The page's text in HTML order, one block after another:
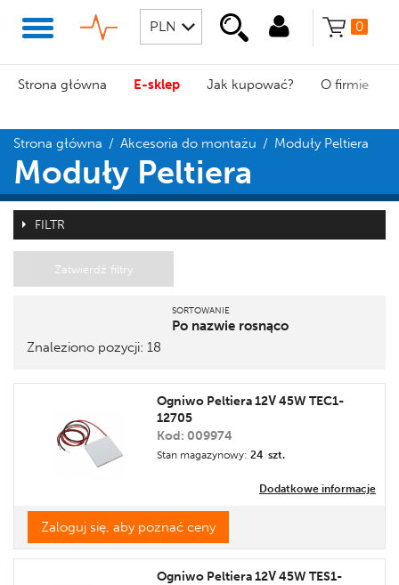
0
Strona główna E-sklep Jak kupować? O firmie
Strona główna / Akcesoria do montażu / Moduły Peltiera
Moduły Peltiera
FILTR
Zatwierdź filtry
SORTOWANIE
Po nazwie rosnąco
Nazwa
Cena
Znaleziono pozycji: 18
Ogniwo Peltiera 12V 45W TEC1-
12705
Kod: 009974
Stan magazynowy: 24 szt.
Dodatkowe informacje
Zaloguj się, aby poznać ceny
Ogniwo Peltiera 12V 45W TES1-